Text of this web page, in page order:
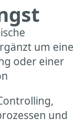
um eine
oder einer
und